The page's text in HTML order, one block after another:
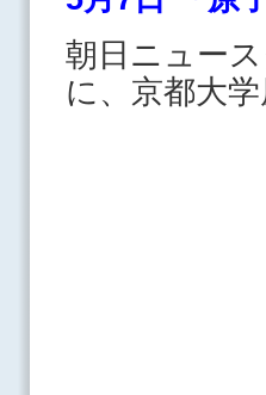
朝日ニュー
に、京都大